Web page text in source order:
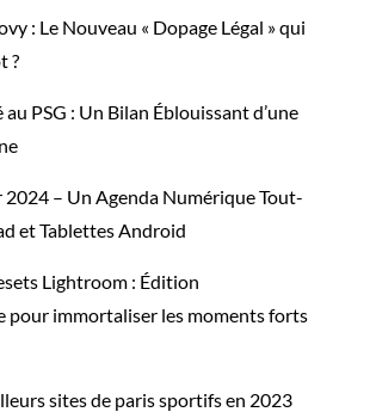
: Le Nouveau « Dopage Légal » qui
?
PSG : Un Bilan Éblouissant d’une
– Un Agenda Numérique Tout-
et Tablettes Android
Lightroom : Édition
pour immortaliser les moments forts
sites de paris sportifs en 2023